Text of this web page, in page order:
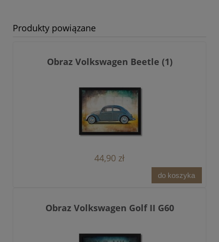
Produkty powiązane
Obraz Volkswagen Beetle (1)
44,90 zł
do koszyka
Obraz Volkswagen Golf II G60